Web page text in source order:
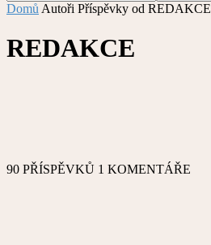
Domů Autoři Příspěvky od REDAKCE
REDAKCE
90 PŘÍSPĚVKŮ 1 KOMENTÁŘE